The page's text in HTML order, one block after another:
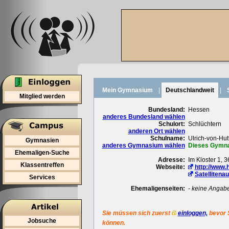
Mitglied werden
Gymnasien
Ehemaligen-Suche
Klassentreffen
Services
Jobsuche
Mein Gymnasium Deutschlandweit
Bundesland:
anderes Bundesland wählen
Hessen
Schulort:
anderen Ort wählen
Schlüchtern
Schulname:
anderes Gymnasium wählen
Ulrich-von-
Dieses
Adresse:
Im Kloster 1,
Webseite:
http://
Ehemaligenseiten: - keine
Sie müssen sich zuerst einloggen,bevor
können.